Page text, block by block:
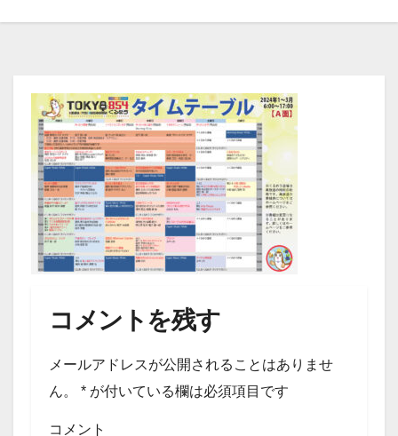
コメントを残す
メールアドレスが公開されることはありませ
ん。
* が付いている欄は必須項目です
コメント